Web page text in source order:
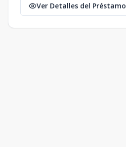
Ver Detalles del Préstamo